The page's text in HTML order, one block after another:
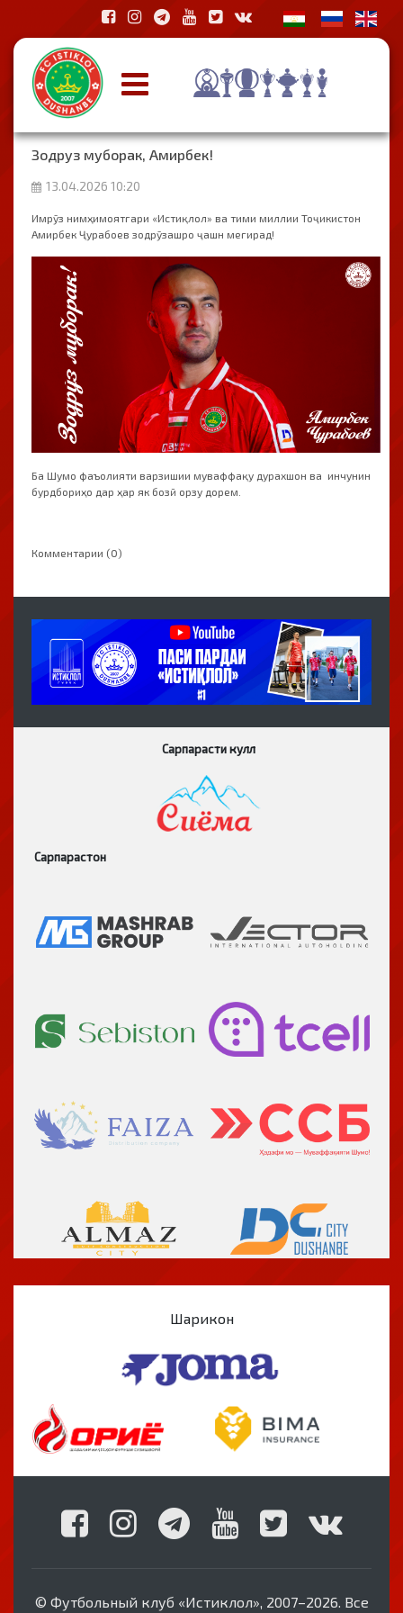
Зодруз муборак, Амирбек!
13.04.2026 10:20
Имрӯз нимҳимоятгари «Истиқлол» ва тими миллии Тоҷикистон
Амирбек Ҷурабоев зодрӯзашро ҷашн мегирад!
Ба Шумо фаъолияти варзишии муваффақу дурахшон ва инчунин
бурдбориҳо дар ҳар як бозӣ орзу дорем.
Комментарии (0)
Сарпарасти кулл
Сарпарастон
Шарикон
© Футбольный клуб «Истиклол», 2007–2026. Все